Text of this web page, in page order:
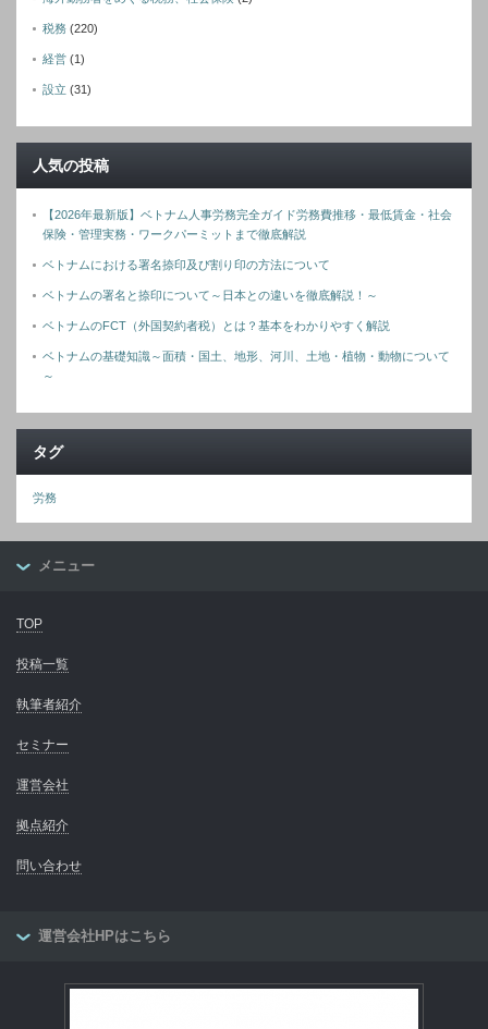
税務 (220)
経営 (1)
設立 (31)
人気の投稿
【2026年最新版】ベトナム人事労務完全ガイド労務費推移・最低賃金・社会
保険・管理実務・ワークパーミットまで徹底解説
ベトナムにおける署名捺印及び割り印の方法について
ベトナムの署名と捺印について～日本との違いを徹底解説！～
ベトナムのFCT（外国契約者税）とは？基本をわかりやすく解説
ベトナムの基礎知識～面積・国土、地形、河川、土地・植物・動物について
～
タグ
労務
メニュー
TOP
投稿一覧
執筆者紹介
セミナー
運営会社
拠点紹介
問い合わせ
運営会社HPはこちら